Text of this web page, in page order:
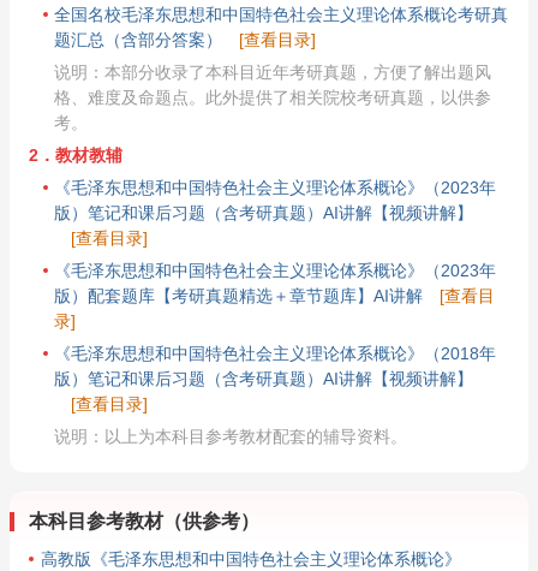
全国名校毛泽东思想和中国特色社会主义理论体系概论考研真
题汇总（含部分答案）
[查看目录]
说明：本部分收录了本科目近年考研真题，方便了解出题风
格、难度及命题点。此外提供了相关院校考研真题，以供参
考。
2．教材教辅
《毛泽东思想和中国特色社会主义理论体系概论》（2023年
版）笔记和课后习题（含考研真题）AI讲解【视频讲解】
[查看目录]
《毛泽东思想和中国特色社会主义理论体系概论》（2023年
版）配套题库【考研真题精选＋章节题库】AI讲解
[查看目
录]
《毛泽东思想和中国特色社会主义理论体系概论》（2018年
版）笔记和课后习题（含考研真题）AI讲解【视频讲解】
[查看目录]
说明：以上为本科目参考教材配套的辅导资料。
本科目参考教材（供参考）
高教版《毛泽东思想和中国特色社会主义理论体系概论》